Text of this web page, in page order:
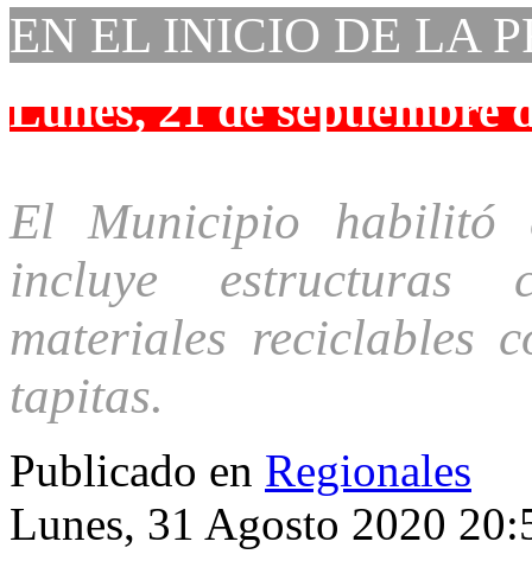
EN EL INICIO DE LA
Lunes, 21 de septiembre
El Municipio habilitó
incluye estructuras
materiales reciclables
tapitas.
Publicado en Regionales
Lunes, 31 Agosto 2020